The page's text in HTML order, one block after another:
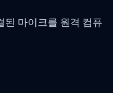
된 마이크를 원격 컴퓨